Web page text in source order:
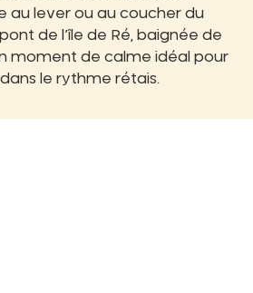
au lever ou au coucher du
de l’île de Ré, baignée de
moment de calme idéal pour
le rythme rétais.